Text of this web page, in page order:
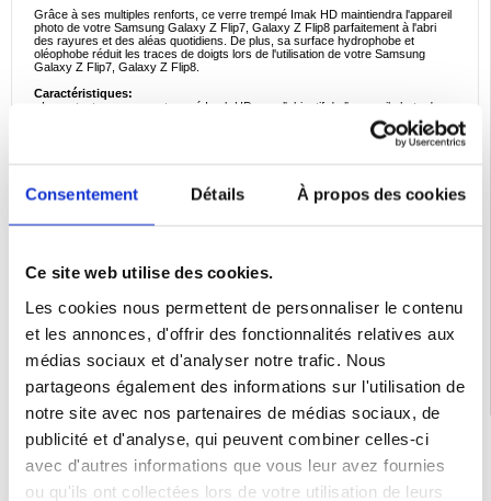
Consentement Détails À propos des cookies
Ce site web utilise des cookies.
Les cookies nous permettent de personnaliser le contenu
et les annonces, d'offrir des fonctionnalités relatives aux
médias sociaux et d'analyser notre trafic. Nous
partageons également des informations sur l'utilisation de
notre site avec nos partenaires de médias sociaux, de
publicité et d'analyse, qui peuvent combiner celles-ci
avec d'autres informations que vous leur avez fournies
ou qu'ils ont collectées lors de votre utilisation de leurs
Grâce à ses multiples renforts, ce verre trempé Imak HD maintiendra l'appareil
photo de votre Samsung Galaxy Z Flip7, Galaxy Z Flip8 parfaitement à l'abri
des rayures et des aléas quotidiens. De plus, sa surface hydrophobe et
oléophobe réduit les traces de doigts lors de l'utilisation de votre Samsung
Galaxy Z Flip7, Galaxy Z Flip8.
Caractéristiques:
- Le protecteur en verre trempé Imak HD pour l'objectif de l'appareil photo de
- Protège l'appareil photo de votre Samsung Galaxy Z Flip7, Galaxy Z Flip8
- Correspond parfaitement à votre Samsung Galaxy Z Flip7, Galaxy Z Flip8
EAN: 5714122541819
Catégories associées:Accessoires téléphone ,Coque & Accessoires Samsung,
Samsung Galaxy Z Flip7 Coque & Accessoires
LIVRAISON RAPIDE
7 % DE RÉDUCTION
POUR LES MEMBRES DU CLUB24